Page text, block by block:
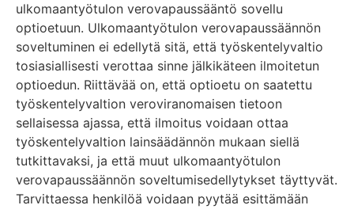
ulkomaantyötulon verovapaussääntö sovellu
optioetuun. Ulkomaantyötulon verovapaussäännön
soveltuminen ei edellytä sitä, että työskentelyvaltio
tosiasiallisesti verottaa sinne jälkikäteen ilmoitetun
optioedun. Riittävää on, että optioetu on saatettu
työskentelyvaltion veroviranomaisen tietoon
sellaisessa ajassa, että ilmoitus voidaan ottaa
työskentelyvaltion lainsäädännön mukaan siellä
tutkittavaksi, ja että muut ulkomaantyötulon
verovapaussäännön soveltumisedellytykset täyttyvät.
Tarvittaessa henkilöä voidaan pyytää esittämään